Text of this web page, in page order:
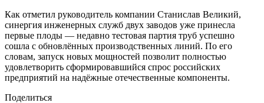
Как отметил руководитель компании Станислав Великий,
синергия инженерных служб двух заводов уже принесла
первые плоды — недавно тестовая партия труб успешно
сошла с обновлённых производственных линий. По его
словам, запуск новых мощностей позволит полностью
удовлетворить сформировавшийся спрос российских
предприятий на надёжные отечественные компоненты.
Поделиться